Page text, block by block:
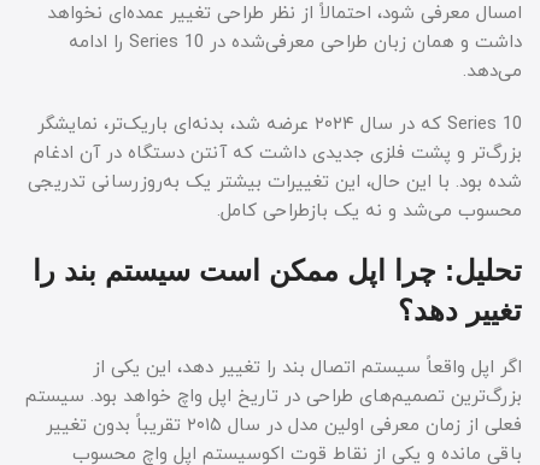
امسال معرفی شود، احتمالاً از نظر طراحی تغییر عمده‌ای نخواهد
داشت و همان زبان طراحی معرفی‌شده در Series 10 را ادامه
می‌دهد.
Series 10 که در سال ۲۰۲۴ عرضه شد، بدنه‌ای باریک‌تر، نمایشگر
بزرگ‌تر و پشت فلزی جدیدی داشت که آنتن دستگاه در آن ادغام
شده بود. با این حال، این تغییرات بیشتر یک به‌روزرسانی تدریجی
محسوب می‌شد و نه یک بازطراحی کامل.
تحلیل: چرا اپل ممکن است سیستم بند را
تغییر دهد؟
اگر اپل واقعاً سیستم اتصال بند را تغییر دهد، این یکی از
بزرگ‌ترین تصمیم‌های طراحی در تاریخ اپل واچ خواهد بود. سیستم
فعلی از زمان معرفی اولین مدل در سال ۲۰۱۵ تقریباً بدون تغییر
باقی مانده و یکی از نقاط قوت اکوسیستم اپل واچ محسوب